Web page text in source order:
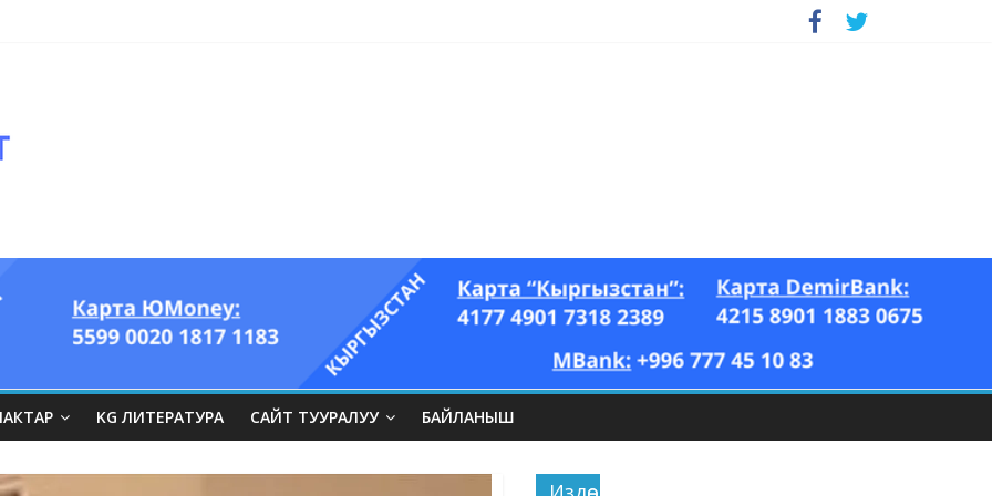
KG ЛИТЕРАТУРА САЙТ ТУУРАЛУУ БАЙЛАНЫШ